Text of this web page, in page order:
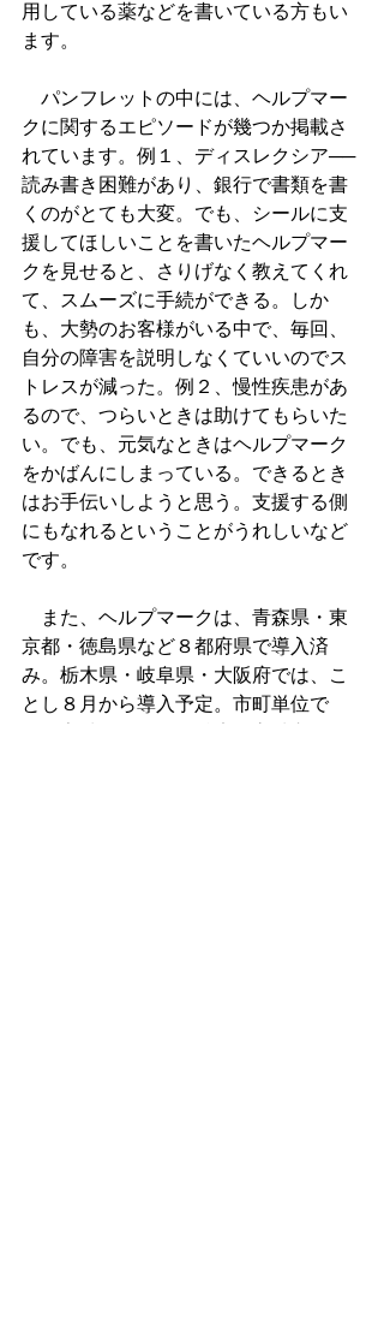
用している薬などを書いている方もい
ます。
パンフレットの中には、ヘルプマー
クに関するエピソードが幾つか掲載さ
れています。例１、ディスレクシア──
読み書き困難があり、銀行で書類を書
くのがとても大変。でも、シールに支
援してほしいことを書いたヘルプマー
クを見せると、さりげなく教えてくれ
て、スムーズに手続ができる。しか
も、大勢のお客様がいる中で、毎回、
自分の障害を説明しなくていいのでス
トレスが減った。例２、慢性疾患があ
るので、つらいときは助けてもらいた
い。でも、元気なときはヘルプマーク
をかばんにしまっている。できるとき
はお手伝いしようと思う。支援する側
にもなれるということがうれしいなど
です。
また、ヘルプマークは、青森県・東
京都・徳島県など８都府県で導入済
み。栃木県・岐阜県・大阪府では、こ
とし８月から導入予定。市町単位で